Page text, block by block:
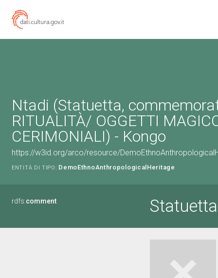
Ntadi (Statuetta,
RITUALITÀ/ OGGETTI
CERIMONIALI) - Kongo
https://w3id.org/arco/resource/
ENTITÀ DI TIPO: DemoEthnoAnthropologicalHeritage
rdfs:comment